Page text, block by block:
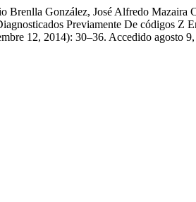
Brenlla González, José Alfredo
Previamente De códigos
12, 2014): 30–36. Accedido agosto